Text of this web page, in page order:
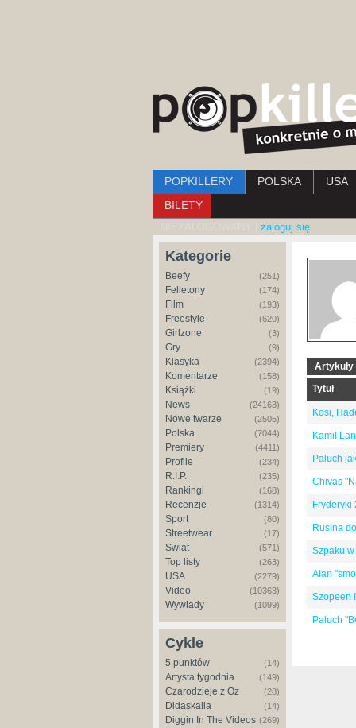
Menu główne
POPKILLERY POLSKA
USA
BILETY
NIEZALOGOWANY | zaloguj się
Kategorie
Beefy (251)
Felietony (174)
Film (193)
Freestyle (620)
Girlzone (3)
Gry (9)
Klasyka (2394)
Komentarze (158)
Książki (19)
News (24163)
Nowe twarze (2505)
Polska (7044)
Premiery (4411)
Profile (234)
R.I.P. (235)
Rankingi (168)
Recenzje (1314)
Sport (80)
Streetwear (17)
Świat (571)
Top listy (263)
USA (2279)
Video (10363)
Wywiady (1099)
Cykle
5 punktów (14)
Artysta tygodnia (149)
Czarodzieje z Oz (28)
Didaskalia (14)
Diggin In The Videos (269)
Artykuły
Tytuł
Kosi,
Kamil
Paluch
Chivas
Fryderyki
Rusina
Szpaku
Alan
Szopeen
Paluch